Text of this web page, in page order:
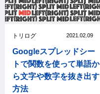
トリログ 2021.02.09
Googleスプレッドシー
トで関数を使って単語か
ら文字や数字を抜き出す
方法